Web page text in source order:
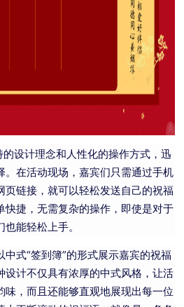
的设计理念和人性化的操作方式，迅
。在活动现场，嘉宾们只需通过手机
页链接，就可以轻松发送自己的祝福
快捷，无需复杂的操作，即使是对于
能轻松上手。
式“签到簿”的形式展示嘉宾的祝福
设计不仅具有浓厚的中式风格，让活
味，而且还能够直观地展现出每一位